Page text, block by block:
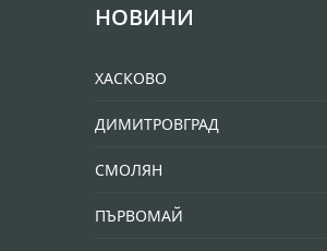
НОВИНИ
ХАСКОВО
ДИМИТРОВГРАД
СМОЛЯН
ПЪРВОМАЙ